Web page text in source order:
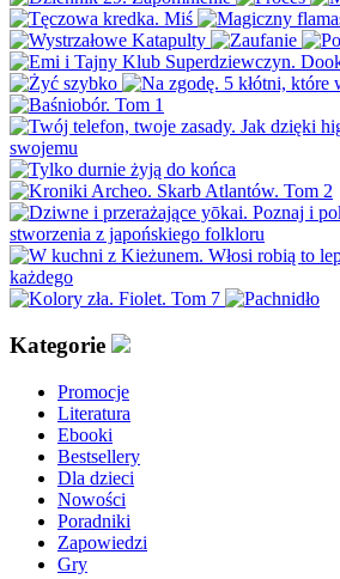
Kategorie
Promocje
Literatura
Ebooki
Bestsellery
Dla dzieci
Nowości
Poradniki
Zapowiedzi
Gry